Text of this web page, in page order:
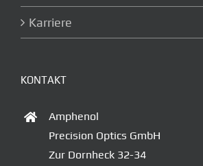
Karriere
KONTAKT
Amphenol
Precision Optics GmbH
Zur Dornheck 32-34